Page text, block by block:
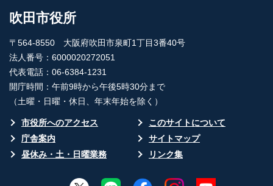
吹田市役所
〒564-8550 大阪府吹田市泉町1丁目3番40号
法人番号：6000020272051
代表電話：06-6384-1231
開庁時間：午前9時から午後5時30分まで
（土曜・日曜・休日、年末年始を除く）
市役所へのアクセス
このサイトについて
庁舎案内
サイトマップ
昼休み・土・日曜業務
リンク集